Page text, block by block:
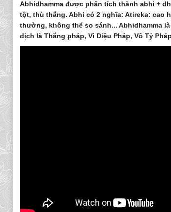
Abhidhamma được phân tích thành abhi +
tột, thù thắng. Abhi có 2 nghĩa: Atireka: cao
thường, không thể so sánh... Abhidhamma
dịch là Thắng pháp, Vi Diệu Pháp, Vô Tỷ